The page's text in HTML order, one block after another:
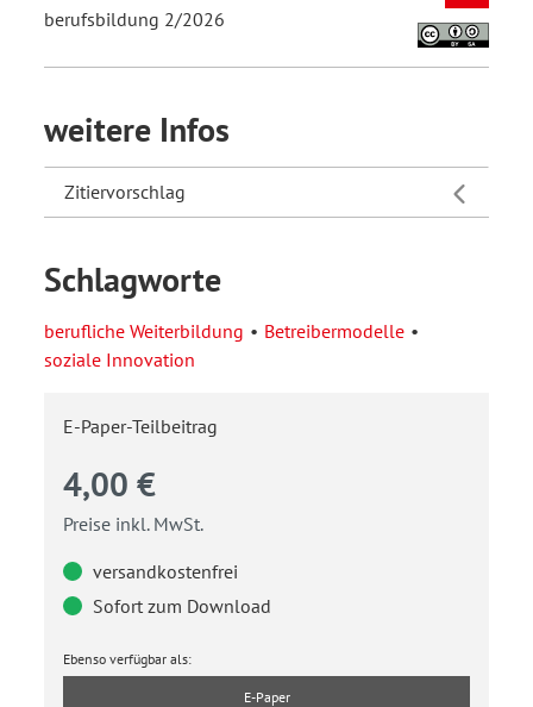
berufsbildung 2/2026
weitere Infos
Zitiervorschlag
Schlagworte
berufliche Weiterbildung
Betreibermodelle
soziale Innovation
E-Paper-Teilbeitrag
4,00 €
Preise inkl. MwSt.
versandkostenfrei
Sofort zum Download
Ebenso verfügbar als:
E-Paper